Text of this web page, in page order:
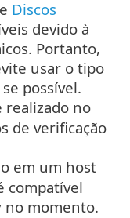
Discos
devido à
Portanto,
usar o tipo
possível.
realizado no
de verificação
em um host
compatível
no momento.